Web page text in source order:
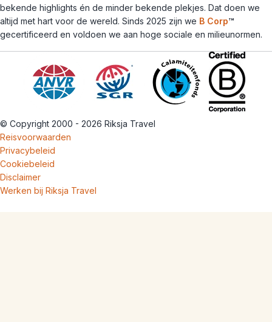
bekende highlights én de minder bekende plekjes. Dat doen we
altijd met hart voor de wereld. Sinds 2025 zijn we B Corp™
gecertificeerd en voldoen we aan hoge sociale en milieunormen.
© Copyright 2000 - 2026 Riksja Travel
Reisvoorwaarden
Privacybeleid
Cookiebeleid
Disclaimer
Werken bij Riksja Travel